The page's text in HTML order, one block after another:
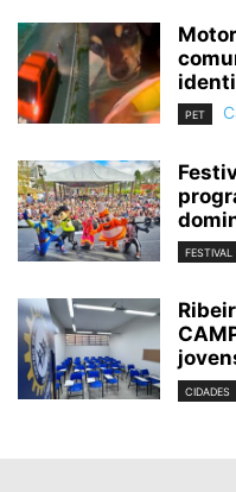
PET
CIDADES